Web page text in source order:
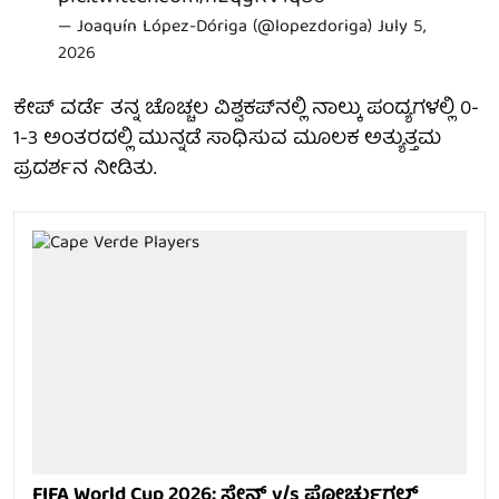
— Joaquín López-Dóriga (@lopezdoriga)July 5,
2026
ಕೇಪ್ ವರ್ಡೆ ತನ್ನ ಚೊಚ್ಚಲ ವಿಶ್ವಕಪ್‌ನಲ್ಲಿ ನಾಲ್ಕು ಪಂದ್ಯಗಳಲ್ಲಿ 0-
1-3 ಅಂತರದಲ್ಲಿ ಮುನ್ನಡೆ ಸಾಧಿಸುವ ಮೂಲಕ ಅತ್ಯುತ್ತಮ
ಪ್ರದರ್ಶನ ನೀಡಿತು.